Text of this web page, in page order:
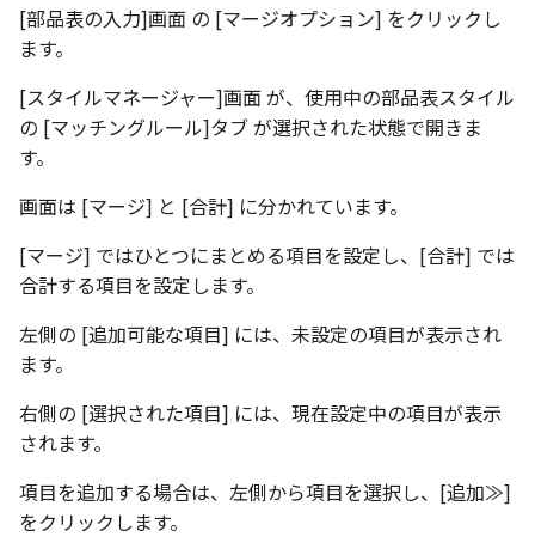
[部品表の入力]画面 の [マージオプション] をクリックし
ます。
[スタイルマネージャー]画面 が、使用中の部品表スタイル
の [マッチングルール]タブ が選択された状態で開きま
す。
画面は [マージ] と [合計] に分かれています。
[マージ] ではひとつにまとめる項目を設定し、[合計] では
合計する項目を設定します。
左側の [追加可能な項目] には、未設定の項目が表示され
ます。
右側の [選択された項目] には、現在設定中の項目が表示
されます。
項目を追加する場合は、左側から項目を選択し、[追加≫]
をクリックします。